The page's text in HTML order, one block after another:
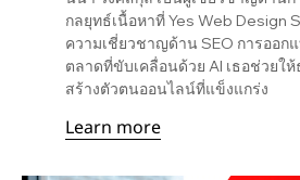
กลยุทธ์เนื้อหาที่ Yes Web Design
ความเชี่ยวชาญด้าน SEO การออก
ตลาดที่ขับเคลื่อนด้วย AI เธอช่วยใ
สร้างตัวตนออนไลน์ที่แข็งแกร่ง
Learn more